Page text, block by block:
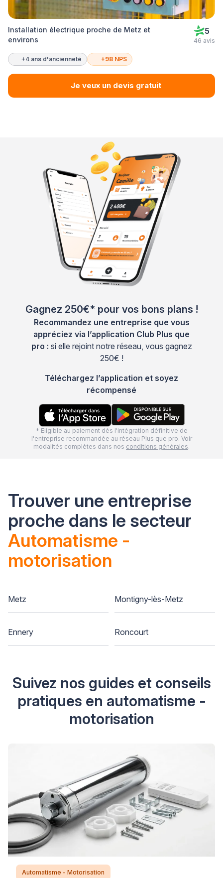
Installation électrique proche de Metz et
environs
5
46 avis
+4 ans d'ancienneté +98 NPS
Je veux un devis gratuit
Gagnez 250€* pour vos bons plans !
Recommandez une entreprise que vous
appréciez via l’application Club Plus que
pro : si elle rejoint notre réseau, vous gagnez
250€ !
Téléchargez l’application et soyez
récompensé
* Eligible au paiement dès l'intégration définitive de
l'entreprise recommandée au réseau Plus que pro. Voir
modalités complètes dans nos conditions générales.
Trouver une entreprise
proche dans le secteur
Automatisme -
motorisation
Metz Montigny-lès-Metz
Ennery Roncourt
Suivez nos guides et conseils
pratiques en automatisme -
motorisation
Automatisme - Motorisation